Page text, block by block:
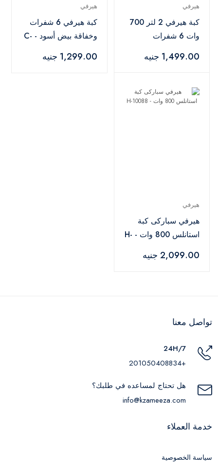
هيرفي
كبة هيرفي 2 لتر 700
وات 6 شفرات
أسود
1,499.00 جنيه
هيرفي
كبة هيرفي 6 شفرات
وخفاقة بيض أسود - C-
1,299.00 جنيه
هيرفي
هيرفي سباركى كبة
استانلس 800 وات - H-
2,099.00 جنيه
تواصل معنا
24H/7
+201050408834
هل تحتاج لمساعده في طلبك؟
info@kzameeza.com
خدمة العملاء
سياسة الخصوصية